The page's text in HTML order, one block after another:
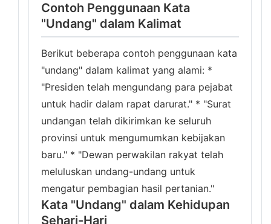
Contoh Penggunaan Kata
"Undang" dalam Kalimat
Berikut beberapa contoh penggunaan kata
"undang" dalam kalimat yang alami: *
"Presiden telah mengundang para pejabat
untuk hadir dalam rapat darurat." * "Surat
undangan telah dikirimkan ke seluruh
provinsi untuk mengumumkan kebijakan
baru." * "Dewan perwakilan rakyat telah
meluluskan undang-undang untuk
mengatur pembagian hasil pertanian."
Kata "Undang" dalam Kehidupan
Sehari-Hari